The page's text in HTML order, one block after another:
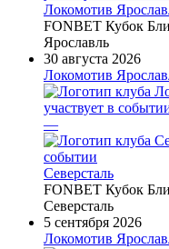
Локомотив
FONBET Кубок
Ярославль
30 августа 2026
Локомотив
—
Северсталь
FONBET Кубок
Северсталь
5 сентября 2026
Локомотив